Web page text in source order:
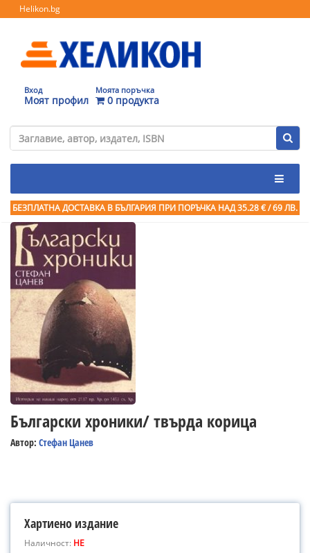
Helikon.bg
Вход
Моят профил
Моята поръчка
0 продукта
БЕЗПЛАТНА ДОСТАВКА В БЪЛГАРИЯ ПРИ ПОРЪЧКА НАД 35.28 € / 69 ЛВ.
Български хроники/ твърда корица
Автор: Стефан Цанев
Хартиено издание
Наличност: НЕ